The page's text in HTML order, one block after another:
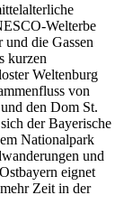
Welterbe
die Gassen
kurzen
Weltenburg
von
den Dom St.
der Bayerische
Nationalpark
und
eignet
Zeit in der